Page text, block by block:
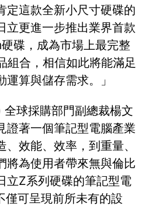
定這款全新小尺寸硬碟的
立更進一步推出業界首款
碟，成為市場上最完整
組合，相信如此將能滿足
算與儲存需求。」
球採購部門副總裁楊文
證著一個筆記型電腦產業
效能、效率，到重量、
將為使用者帶來無與倫比
立Z系列硬碟的筆記型電
可呈現前所未有的設